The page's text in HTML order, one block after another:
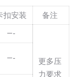
扣安装
备注
—-
更多压
力要求
—-